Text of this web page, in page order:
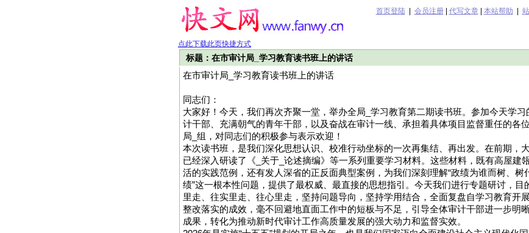
首页登陆| 会员注册| 代写文章| 本站帮助
点此下载此页快捷方式
标题：在市审计局_学习教育读书班上的讲话
在市审计局_学习教育读书班上的讲话
同志们：
大家好！今天，我们再次齐聚一堂，举办全局_学习教育第二期读书班。参加今天学
计干部、充满朝气的青年干部，以及奋战在审计一线、承担着具体项目监督重任的各
局_组，对同志们的积极参与表示欢迎！
本次读书班，是我们深化思想认识、校准行动坐标的一次再集结、再出发。在前期，
已经深入研读了《_关于_论述摘编》等一系列重要学习材料。这些材料，既有高屋建
活的实践范例，还有发人深省的正反面典型案例，为我们深刻理解“政绩为谁而树、树
绩”这一根本性问题，提供了最权威、最直接的思想指引。今天我们进行专题研讨，目
里走、往实里走、往心里走，坚持问题导向，坚持学用结合，全面复盘自学习教育开
整改落实的成效，毫不回避地直面工作中的短板与不足，引导全体审计干部进一步明
成果，转化为推动新时代审计工作高质量发展的强大动力和监督实效。